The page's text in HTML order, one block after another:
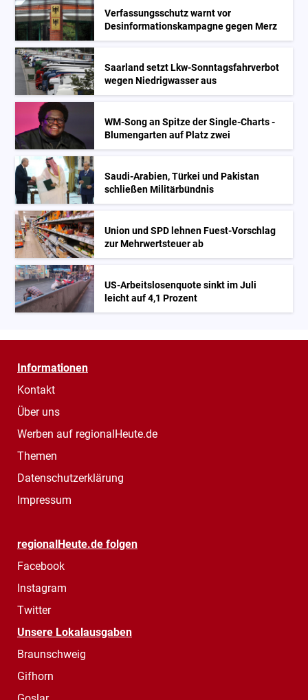
Verfassungsschutz warnt vor
Desinformationskampagne gegen Merz
Saarland setzt Lkw-Sonntagsfahrverbot
wegen Niedrigwasser aus
WM-Song an Spitze der Single-Charts -
Blumengarten auf Platz zwei
Saudi-Arabien, Türkei und Pakistan
schließen Militärbündnis
Union und SPD lehnen Fuest-Vorschlag
zur Mehrwertsteuer ab
US-Arbeitslosenquote sinkt im Juli
leicht auf 4,1 Prozent
Informationen
Kontakt
Über uns
Werben auf regionalHeute.de
Themen
Datenschutzerklärung
Impressum
regionalHeute.de folgen
Facebook
Instagram
Twitter
Unsere Lokalausgaben
Braunschweig
Gifhorn